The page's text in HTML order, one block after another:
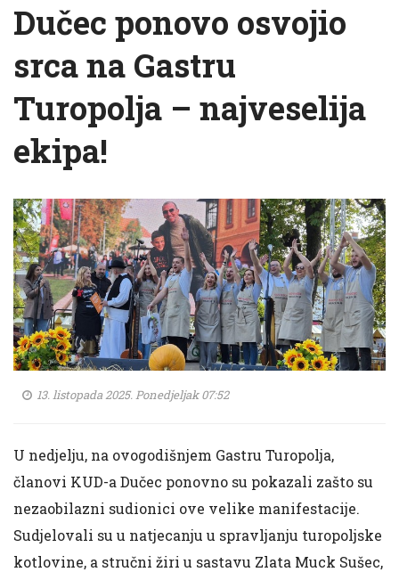
Dučec ponovo osvojio
srca na Gastru
Turopolja – najveselija
ekipa!
13. listopada 2025. Ponedjeljak 07:52
U nedjelju, na ovogodišnjem Gastru Turopolja,
članovi KUD-a Dučec ponovno su pokazali zašto su
nezaobilazni sudionici ove velike manifestacije.
Sudjelovali su u natjecanju u spravljanju turopoljske
kotlovine, a stručni žiri u sastavu Zlata Muck Sušec,